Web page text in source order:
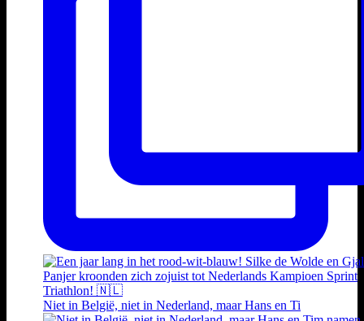
Niet in België, niet in Nederland, maar Hans en Ti